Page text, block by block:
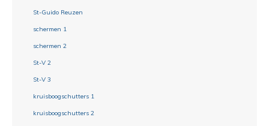
St-Guido Reuzen
schermen 1
schermen 2
St-V 2
St-V 3
kruisboogschutters 1
kruisboogschutters 2